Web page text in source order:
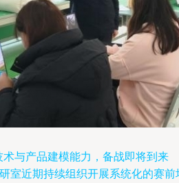
与产品建模能力，备战即将到来
室近期持续组织开展系统化的赛前